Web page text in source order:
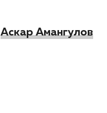
Аскар Амангулов